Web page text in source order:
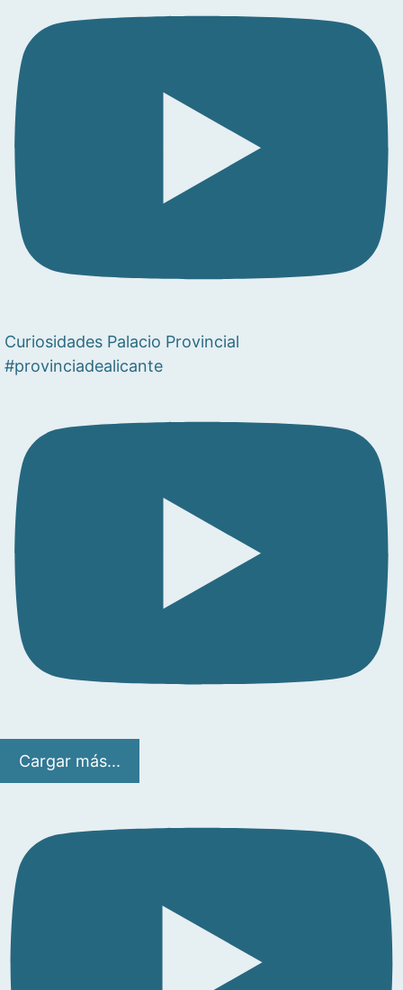
Curiosidades Palacio Provincial
#provinciadealicante
Cargar más...